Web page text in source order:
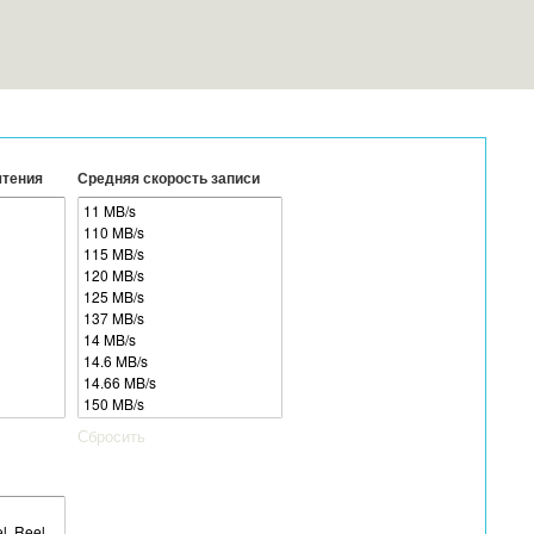
Средняя скорость записи
Сбросить